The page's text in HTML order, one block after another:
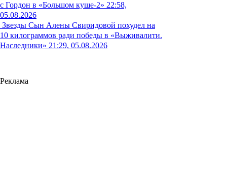
с Гордон в «Большом куше-2» 22:58,
05.08.2026
Звезды Сын Алены Свиридовой похудел на
10 килограммов ради победы в «Выживалити.
Наследники» 21:29, 05.08.2026
Реклама